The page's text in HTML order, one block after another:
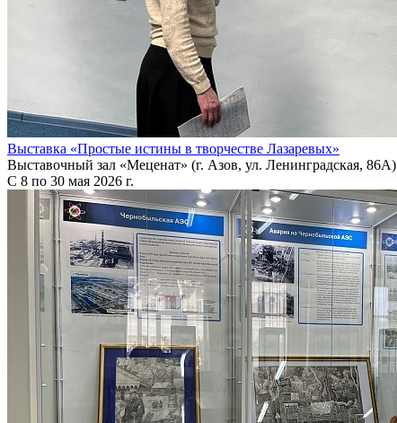
Выставка «Простые истины в творчестве Лазаревых»
Выставочный зал «Меценат» (г. Азов, ул. Ленинградская, 86А)
С 8 по 30 мая 2026 г.